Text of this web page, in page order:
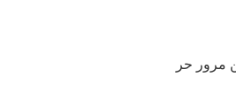
مرور حر